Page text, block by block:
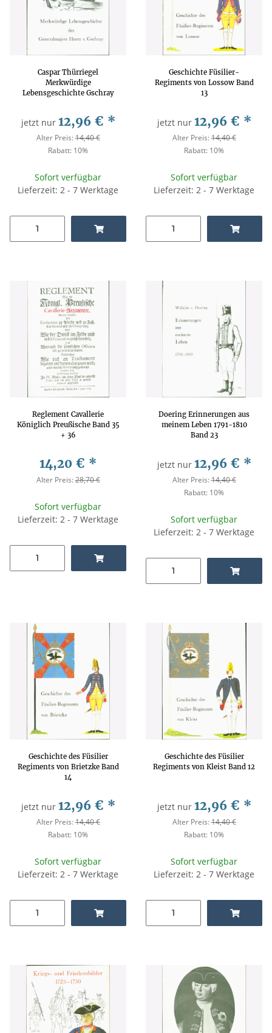
Caspar Thürriegel
Merkwürdige
Lebensgeschichte Gschray
jetzt nur 12,96 € *
Alter Preis:14,40 €
Rabatt: 10%
Sofort verfügbar
Lieferzeit: 2 - 7 Werktage
Geschichte Füsilier-
Regiments von Lossow Band
13
jetzt nur 12,96 € *
Alter Preis:14,40 €
Rabatt: 10%
Sofort verfügbar
Lieferzeit: 2 - 7 Werktage
Reglement Cavallerie
Königlich Preußische Band 35
+ 36
14,20 € *
Alter Preis:28,70 €
Sofort verfügbar
Lieferzeit: 2 - 7 Werktage
Doering Erinnerungen aus
meinem Leben 1791-1810
Band 23
jetzt nur 12,96 € *
Alter Preis:14,40 €
Rabatt: 10%
Sofort verfügbar
Lieferzeit: 2 - 7 Werktage
Geschichte des Füsilier
Regiments von Brietzke Band
14
jetzt nur 12,96 € *
Alter Preis:14,40 €
Rabatt: 10%
Sofort verfügbar
Lieferzeit: 2 - 7 Werktage
Geschichte des Füsilier
Regiments von Kleist Band 12
jetzt nur 12,96 € *
Alter Preis:14,40 €
Rabatt: 10%
Sofort verfügbar
Lieferzeit: 2 - 7 Werktage